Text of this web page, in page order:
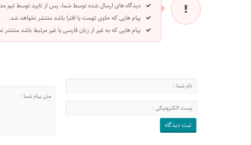
دیدگاه های ارسال شده توسط شما، پس از تایید توسط
پیام هایی که حاوی تهمت یا افترا باشد منتشر نخواهد شد.
پیام هایی که به غیر از زبان فارسی یا غیر مرتبط باشد